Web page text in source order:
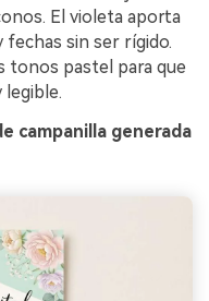
El violeta aporta
fechas sin ser rígido.
tonos pastel para que
legible.
campanilla generada
IA
%